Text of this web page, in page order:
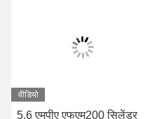
वीडियो
5.6 एमपीए एफएम200 सिलेंडर